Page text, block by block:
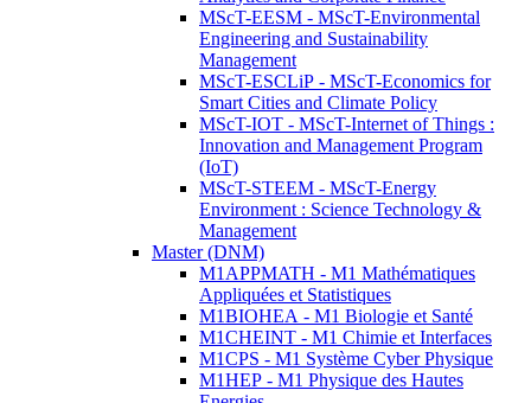
MScT-EESM - MScT-Environmental
Engineering and Sustainability
Management
MScT-ESCLiP - MScT-Economics for
Smart Cities and Climate Policy
MScT-IOT - MScT-Internet of Things :
Innovation and Management Program
(IoT)
MScT-STEEM - MScT-Energy
Environment : Science Technology &
Management
Master (DNM)
M1APPMATH - M1 Mathématiques
Appliquées et Statistiques
M1BIOHEA - M1 Biologie et Santé
M1CHEINT - M1 Chimie et Interfaces
M1CPS - M1 Système Cyber Physique
M1HEP - M1 Physique des Hautes